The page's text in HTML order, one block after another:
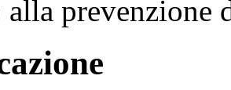
prevenzione